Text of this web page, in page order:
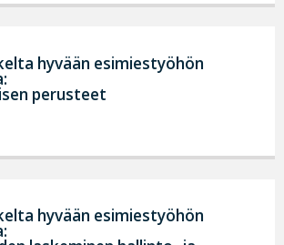
hyvään esimiestyöhön
perusteet
hyvään esimiestyöhön